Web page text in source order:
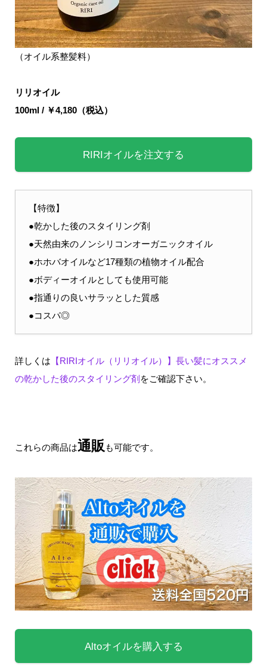
（オイル系整髪料）
リリオイル
100ml / ￥4,180（税込）
RIRIオイルを注文する
【特徴】
●乾かした後のスタイリング剤
●天然由来のノンシリコンオーガニックオイル
●ホホバオイルなど17種類の植物オイル配合
●ボディーオイルとしても使用可能
●指通りの良いサラッとした質感
●コスパ◎
詳しくは 【RIRIオイル（リリオイル）】長い髪にオススメ
の乾かした後のスタイリング剤 をご確認下さい。
これらの商品は通販 も可能です。
Altoオイルを購入する